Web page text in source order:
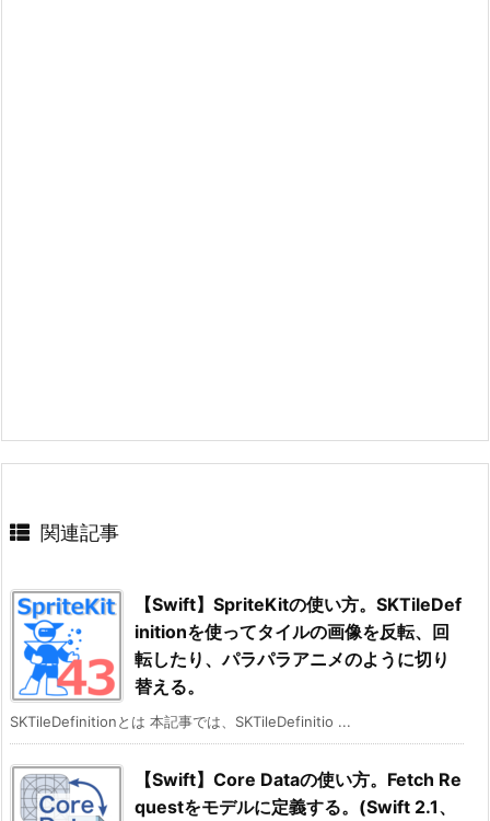
関連記事
【Swift】SpriteKitの使い方。SKTileDef
initionを使ってタイルの画像を反転、回
転したり、パラパラアニメのように切り
替える。
SKTileDefinitionとは 本記事では、SKTileDefinitio ...
【Swift】Core Dataの使い方。Fetch Re
questをモデルに定義する。(Swift 2.1、